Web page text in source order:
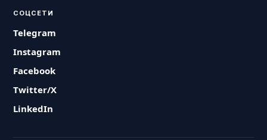
СОЦСЕТИ
Telegram
Instagram
Facebook
Twitter/X
LinkedIn